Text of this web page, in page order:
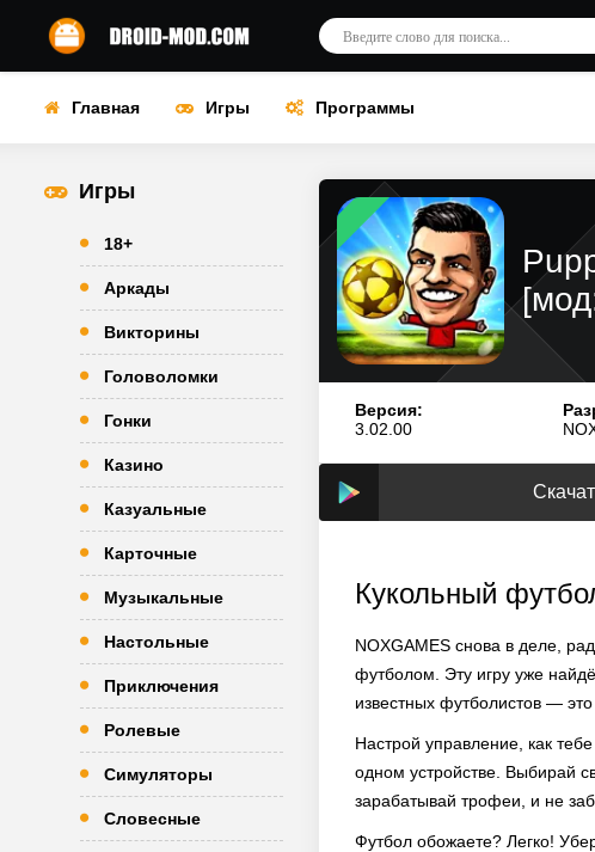
Главная Игры Программы
Игры
18+
Аркады
Викторины
Головоломки
Гонки
Казино
Казуальные
Карточные
Музыкальные
Настольные
Приключения
Ролевые
Симуляторы
Словесные
Версия:
3.02.00
Кукольный
NOXGAMES снова в деле,
футболом. Эту игру уже
известных футболистов — это
Настрой управление, как
одном устройстве. Выбирай
зарабатывай трофеи, и не
Футбол обожаете? Легко!